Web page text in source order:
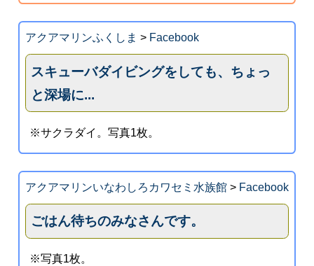
アクアマリンふくしま > Facebook
スキューバダイビングをしても、ちょっ
と深場に...
※サクラダイ。写真1枚。
アクアマリンいなわしろカワセミ水族館> Facebook
ごはん待ちのみなさんです。
※写真1枚。